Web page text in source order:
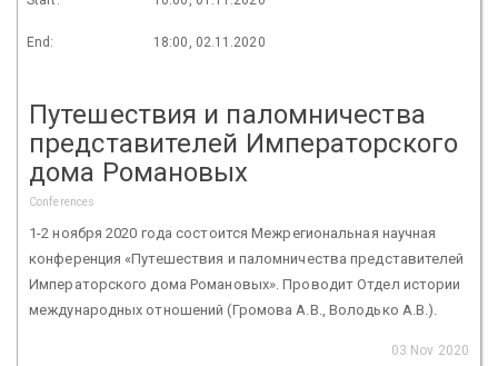
End: 18:00, 02.11.2020
Путешествия и паломничества
представителей Императорского
дома Романовых
Conferences
1-2 ноября 2020 года состоится Межрегиональная научная
конференция «Путешествия и паломничества представителей
Императорского дома Романовых». Проводит Отдел истории
международных отношений (Громова А.В., Володько А.В.).
03 Nov 2020